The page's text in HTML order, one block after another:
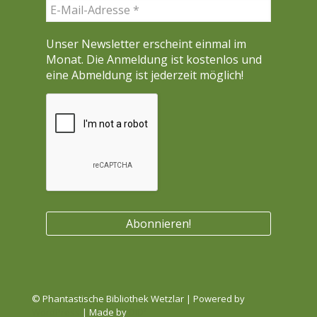
Unser Newsletter erscheint einmal im
Monat. Die Anmeldung ist kostenlos und
eine Abmeldung ist jederzeit möglich!
© Phantastische Bibliothek Wetzlar | Powered by
| Made by